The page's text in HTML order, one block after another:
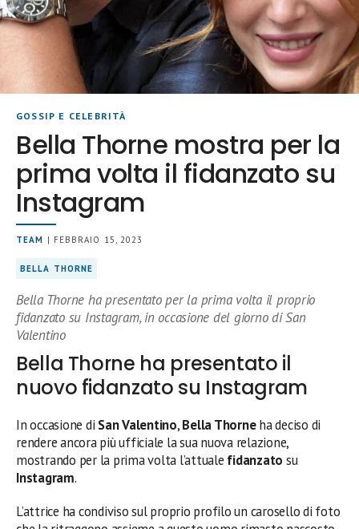
GOSSIP E CELEBRITÀ
Bella Thorne mostra per la
prima volta il fidanzato su
Instagram
TEAM | FEBBRAIO 15, 2023
BELLA THORNE
Bella Thorne ha presentato per la prima volta il proprio
fidanzato su Instagram, in occasione del giorno di San
Valentino
Bella Thorne ha presentato il
nuovo fidanzato su Instagram
In occasione di San Valentino,Bella Thorneha deciso di
rendere ancora più ufficiale la sua nuova relazione,
mostrando per la prima volta l’attuale fidanzato su
Instagram.
L’attrice ha condiviso sul proprio profilo un carosello di foto